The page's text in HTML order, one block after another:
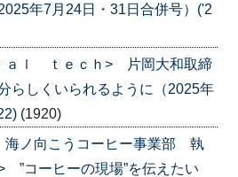
年7月24日・31日合併号）('2
ａｌ ｔｅｃｈ> 片岡大和取締
らしくいられるように（2025年
(1920)
ノ向こうコーヒー事業部 執
コーヒーの現場”を伝えたい